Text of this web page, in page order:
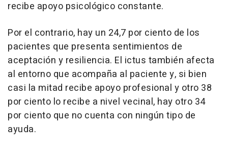
recibe apoyo psicológico constante.
Por el contrario, hay un 24,7 por ciento de los
pacientes que presenta sentimientos de
aceptación y resiliencia. El ictus también afecta
al entorno que acompaña al paciente y, si bien
casi la mitad recibe apoyo profesional y otro 38
por ciento lo recibe a nivel vecinal, hay otro 34
por ciento que no cuenta con ningún tipo de
ayuda.